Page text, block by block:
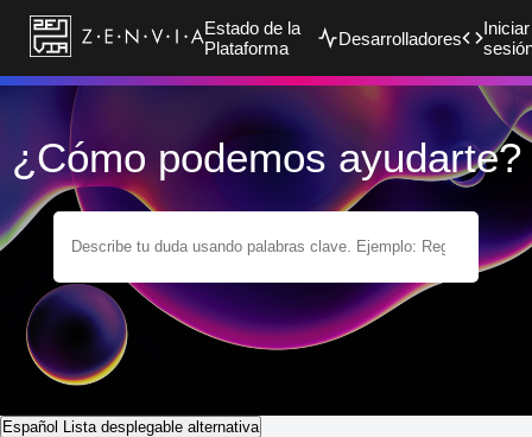
Estado de la
Plataforma
Desarrolladores
Iniciar
¿Cómo podemos ayudarte?
Español Lista desplegable alternativa